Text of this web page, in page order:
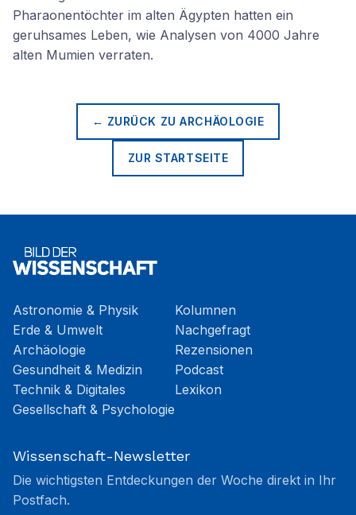
Pharaonentöchter im alten Ägypten hatten ein
geruhsames Leben, wie Analysen von 4000 Jahre
alten Mumien verraten.
← ZURÜCK ZUARCHÄOLOGIE
ZUR STARTSEITE
Astronomie & Physik
Erde & Umwelt
Archäologie
Gesundheit & Medizin
Technik & Digitales
Gesellschaft & Psychologie
Kolumnen
Nachgefragt
Rezensionen
Podcast
Lexikon
Wissenschaft-Newsletter
Die wichtigsten Entdeckungen der Woche direkt in Ihr
Postfach.